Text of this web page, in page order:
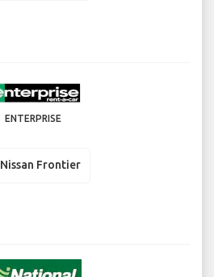
ENTERPRISE
Nissan Frontier